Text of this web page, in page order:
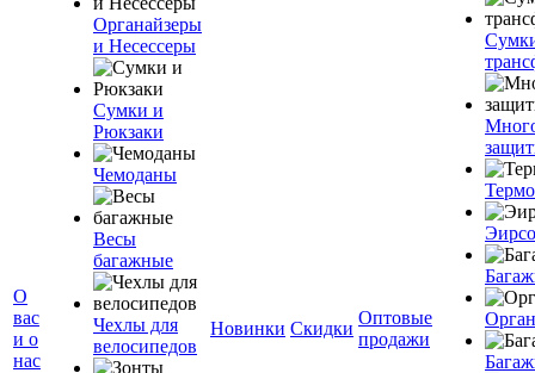
О
вас
и о
нас
Органайзеры
и Несессеры
Сумки и
Рюкзаки
Чемоданы
Весы
багажные
Чехлы для
велосипедов
Новинки Скидки
Оптовые
продажи